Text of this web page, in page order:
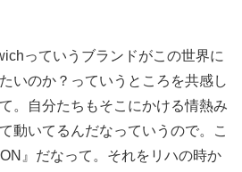
っていうブランドがこの世界に
いのか？っていうところを共感し
。自分たちもそこにかける情熱み
動いてるんだなっていうので。こ
』だなって。それをリハの時か